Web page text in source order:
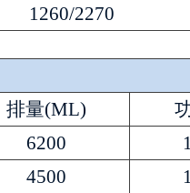
1260/2270
排量(ML)
6200
4500